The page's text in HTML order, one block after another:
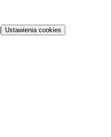
Ustawienia cookies